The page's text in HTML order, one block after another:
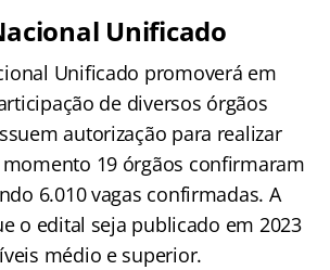
Unificado
Unificado promoverá em
de diversos órgãos
autorização para realizar
19 órgãos confirmaram
6.010 vagas confirmadas. A
o edital seja publicado em 2023
médio e superior.